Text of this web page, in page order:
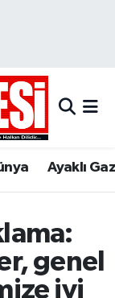
Ayaklı
genel
iyi